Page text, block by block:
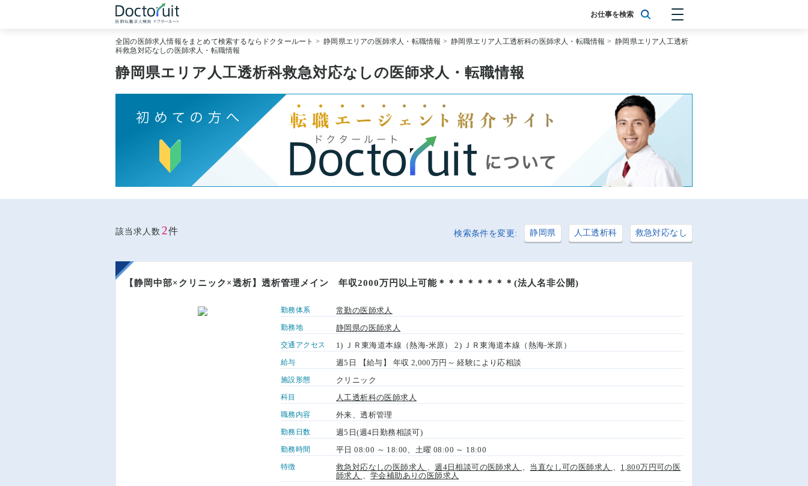
お仕事を検索
[常勤] 科目から探す
[非常勤] 科目から探す
[非常勤] 特徴から探す
運営者情報
プライバシーポリシー
全国の医師求人情報をまとめて検索するならドクタールート >静岡県エリアの医師求人・転職情報 >静岡県エリア人工透析科の医師求人・転職情報 >静岡県エリア人工透析
科救急対応なしの医師求人・転職情報
静岡県エリア人工透析科救急対応なしの医師求人・転職情報
該当求人数 2件 検索条件を変更: 静岡県 人工透析科 救急対応なし
【静岡中部×クリニック×透析】透析管理メイン 年収2000万円以上可能＊＊＊＊＊＊＊＊(法人名非公開)
勤務体系 常勤の医師求人
勤務地 静岡県の医師求人
交通アクセス 1) ＪＲ東海道本線（熱海-米原） 2) ＪＲ東海道本線（熱海-米原）
給与 週5日 【給与】 年収 2,000万円～ 経験により応相談
施設形態 クリニック
科目 人工透析科の医師求人
職務内容 外来、透析管理
勤務日数 週5日(週4日勤務相談可)
勤務時間 平日 08:00 ～ 18:00、土曜 08:00 ～ 18:00
特徴 救急対応なしの医師求人 、週4日相談可の医師求人 、 当直なし可の医師求人 、 1,800万円可の医
師求人 、学会補助ありの医師求人